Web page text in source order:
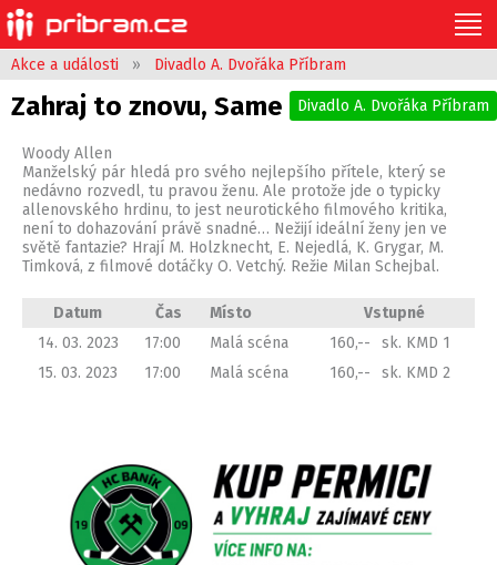
Akce a události » Divadlo A. Dvořáka Příbram
Divadlo A. Dvořáka Příbram
Zahraj to znovu, Same
Woody Allen
Manželský pár hledá pro svého nejlepšího přítele, který se
nedávno rozvedl, tu pravou ženu. Ale protože jde o typicky
allenovského hrdinu, to jest neurotického filmového kritika,
není to dohazování právě snadné… Nežijí ideální ženy jen ve
světě fantazie? Hrají M. Holzknecht, E. Nejedlá, K. Grygar, M.
Timková, z filmové dotáčky O. Vetchý. Režie Milan Schejbal.
Datum Čas Místo
Vstupné
14. 03. 2023
17:00 Malá scéna 160,--
sk. KMD 1
15. 03. 2023
17:00 Malá scéna 160,-- sk. KMD 2